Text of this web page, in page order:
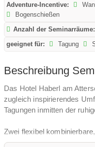
Adventure-Incentive:
Bogenschießen
Anzahl der Seminarräume:
geeignet für:
Tagung
Beschreibung
Das Hotel Haberl am
zugleich inspirierendes
Tagungen inmitten der
Zwei flexibel
gesamt) sind mit